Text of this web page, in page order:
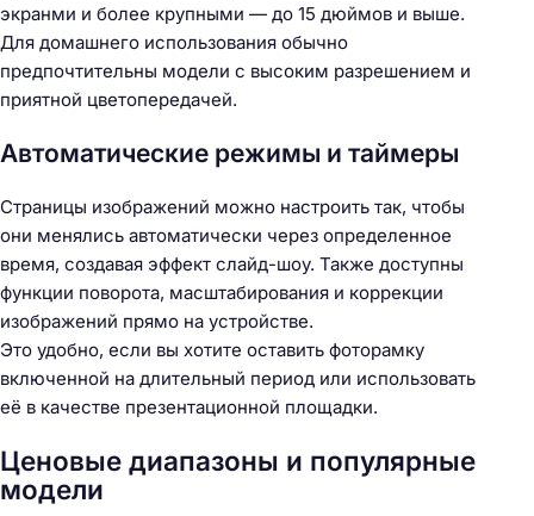
экранми и более крупными — до 15 дюймов и выше.
Для домашнего использования обычно
предпочтительны модели с высоким разрешением и
приятной цветопередачей.
Автоматические режимы и таймеры
Страницы изображений можно настроить так, чтобы
они менялись автоматически через определенное
время, создавая эффект слайд-шоу. Также доступны
функции поворота, масштабирования и коррекции
изображений прямо на устройстве.
Это удобно, если вы хотите оставить фоторамку
включенной на длительный период или использовать
её в качестве презентационной площадки.
Ценовые диапазоны и популярные
модели
Н
й
т